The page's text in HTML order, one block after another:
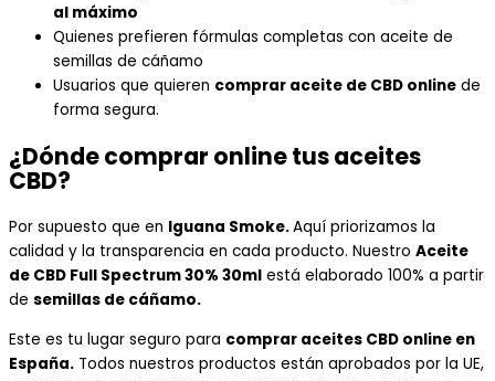
al máximo
Quienes prefieren fórmulas completas con aceite de
semillas de cáñamo
Usuarios que quieren comprar aceite de CBD online de
forma segura.
¿Dónde comprar online tus aceites
CBD?
Por supuesto que en Iguana Smoke.Aquí priorizamos la
calidad y la transparencia en cada producto. Nuestro Aceite
de CBD Full Spectrum 30% 30ml está elaborado 100% a partir
de semillas de cáñamo.
Este es tu lugar seguro para comprar aceites CBD online en
España. Todos nuestros productos están aprobados por la UE,